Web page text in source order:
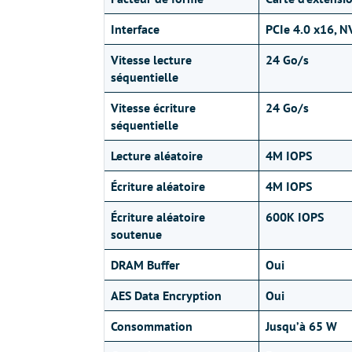
Interface
PCIe 4.0 x16,
Vitesse lecture
séquentielle
24 Go/s
Vitesse écriture
séquentielle
24 Go/s
Lecture aléatoire
4M IOPS
Écriture aléatoire
4M IOPS
Écriture aléatoire
soutenue
600K IOPS
DRAM Buffer
Oui
AES Data Encryption
Oui
Consommation
Jusqu’à 65 W